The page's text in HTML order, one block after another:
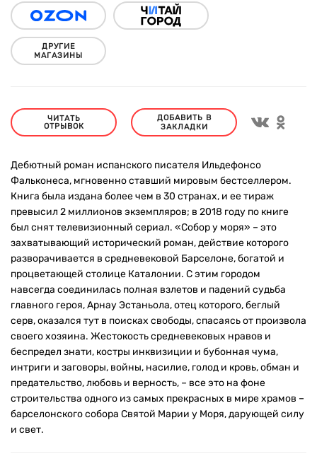
ДРУГИЕ
МАГАЗИНЫ
ЧИТАТЬ
ОТРЫВОК
ДОБАВИТЬ В
ЗАКЛАДКИ
Дебютный роман испанского писателя Ильдефонсо
Фальконеса, мгновенно ставший мировым бестселлером.
Книга была издана более чем в 30 странах, и ее тираж
превысил 2 миллионов экземпляров; в 2018 году по книге
был снят телевизионный сериал. «Собор у моря» – это
захватывающий исторический роман, действие которого
разворачивается в средневековой Барселоне, богатой и
процветающей столице Каталонии. С этим городом
навсегда соединилась полная взлетов и падений судьба
главного героя, Арнау Эстаньола, отец которого, беглый
серв, оказался тут в поисках свободы, спасаясь от произвола
своего хозяина. Жестокость средневековых нравов и
беспредел знати, костры инквизиции и бубонная чума,
интриги и заговоры, войны, насилие, голод и кровь, обман и
предательство, любовь и верность, – все это на фоне
строительства одного из самых прекрасных в мире храмов –
барселонского собора Святой Марии у Моря, дарующей силу
и свет.